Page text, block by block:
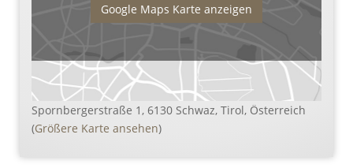
Google Maps Karte anzeigen
Spornbergerstraße 1, 6130 Schwaz, Tirol, Österreich
(Größere Karte ansehen)